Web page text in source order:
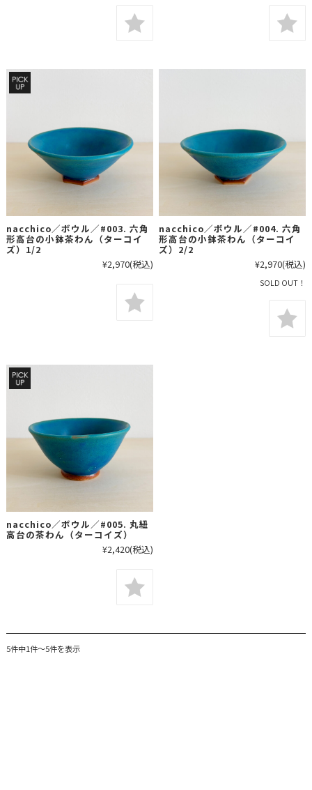
nacchico／ボウル／#003. 六角
形高台の小鉢茶わん（ターコイ
ズ）1/2
¥2,970(税込)
nacchico／ボウル／#004. 六角
形高台の小鉢茶わん（ターコイ
ズ）2/2
¥2,970(税込)
SOLD OUT！
nacchico／ボウル／#005. 丸紐
高台の茶わん（ターコイズ）
¥2,420(税込)
5件中1件～5件を表示